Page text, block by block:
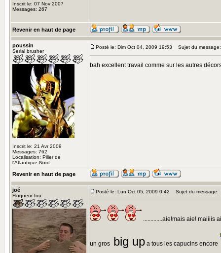
Inscrit le: 07 Nov 2007
Messages: 267
Revenir en haut de page
poussin
Serial brusher
Inscrit le: 21 Avr 2009
Messages: 762
Localisation: Pilier de
l'Atlantique Nord
Posté le: Dim Oct 04, 2009 19:53 Sujet du message:
bah excellent travail comme sur les autres
Revenir en haut de page
joé
Floqueur fou
Posté le: Lun Oct 05, 2009 0:42 Sujet du message:
.............aie!mais aie! maiiiis
un gros big up a tous les capucins encore